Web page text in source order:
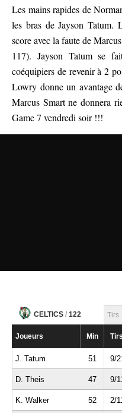
Les mains rapides de
les bras de Jayson Tatum.
score avec la faute de
117). Jayson Tatum se
coéquipiers de revenir à 2
Lowry donne un avantage
Marcus Smart ne donnera
Game 7 vendredi soir !!!
CELTICS / 122 Tirs
Joueurs Min Tirs
J. Tatum 51 9/
D. Theis 47 9/
K. Walker 52 2/